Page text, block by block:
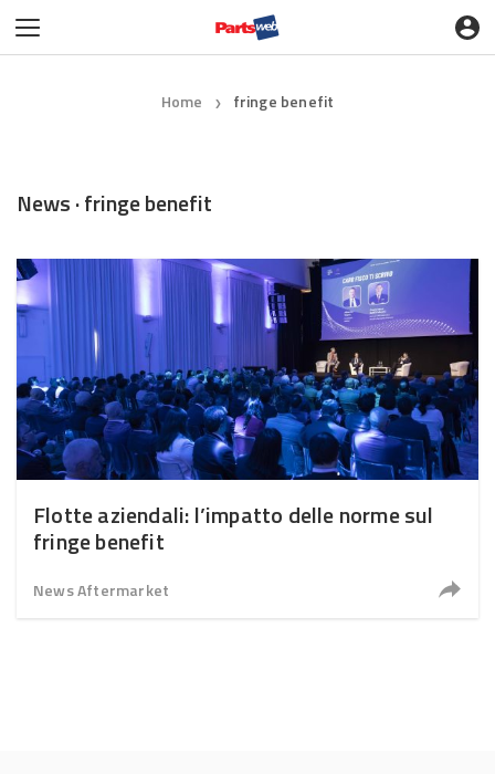
Home ❯ fringe benefit
News · fringe benefit
Flotte aziendali: l’impatto delle norme sul
fringe benefit
News Aftermarket